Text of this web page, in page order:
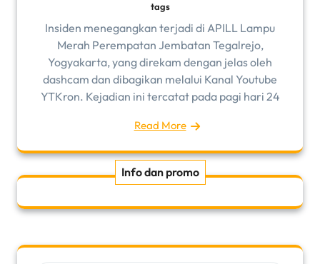
tags
Insiden menegangkan terjadi di APILL Lampu
Merah Perempatan Jembatan Tegalrejo,
Yogyakarta, yang direkam dengan jelas oleh
dashcam dan dibagikan melalui Kanal Youtube
YTKron. Kejadian ini tercatat pada pagi hari 24
Read More
Info dan promo